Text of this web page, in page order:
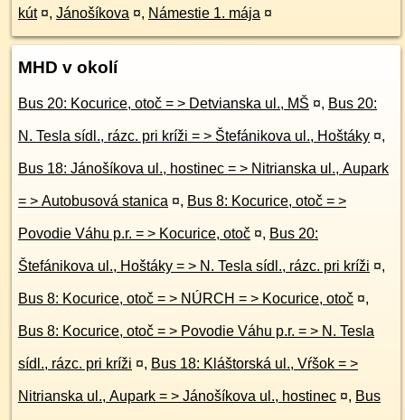
kút ¤, Jánošíkova ¤, Námestie 1. mája ¤
MHD v okolí
Bus 20: Kocurice, otoč = > Detvianska ul., MŠ ¤, Bus 20:
N. Tesla sídl., rázc. pri kríži = > Štefánikova ul., Hoštáky ¤,
Bus 18: Jánošíkova ul., hostinec = > Nitrianska ul., Aupark
= > Autobusová stanica ¤, Bus 8: Kocurice, otoč = >
Povodie Váhu p.r. = > Kocurice, otoč ¤, Bus 20:
Štefánikova ul., Hoštáky = > N. Tesla sídl., rázc. pri kríži ¤,
Bus 8: Kocurice, otoč = > NÚRCH = > Kocurice, otoč ¤,
Bus 8: Kocurice, otoč = > Povodie Váhu p.r. = > N. Tesla
sídl., rázc. pri kríži ¤, Bus 18: Kláštorská ul., Vŕšok = >
Nitrianska ul., Aupark = > Jánošíkova ul., hostinec ¤, Bus